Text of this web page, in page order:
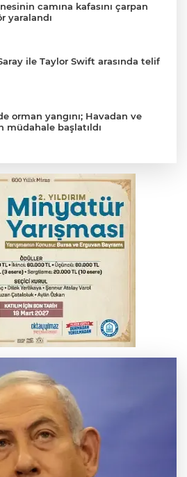
camına kafasını çarpan
yaralandı
ile Taylor Swift arasında telif
orman yangını; Havadan ve
müdahale başlatıldı
geldi
Mustafa Keser'den müzik ve
dolu gece
korkutan kazada 4 yaralı
makilik alanda orman